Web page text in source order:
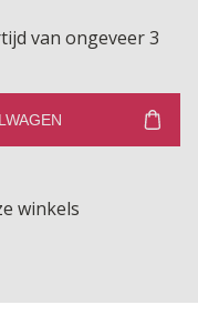
van ongeveer 3
winkels